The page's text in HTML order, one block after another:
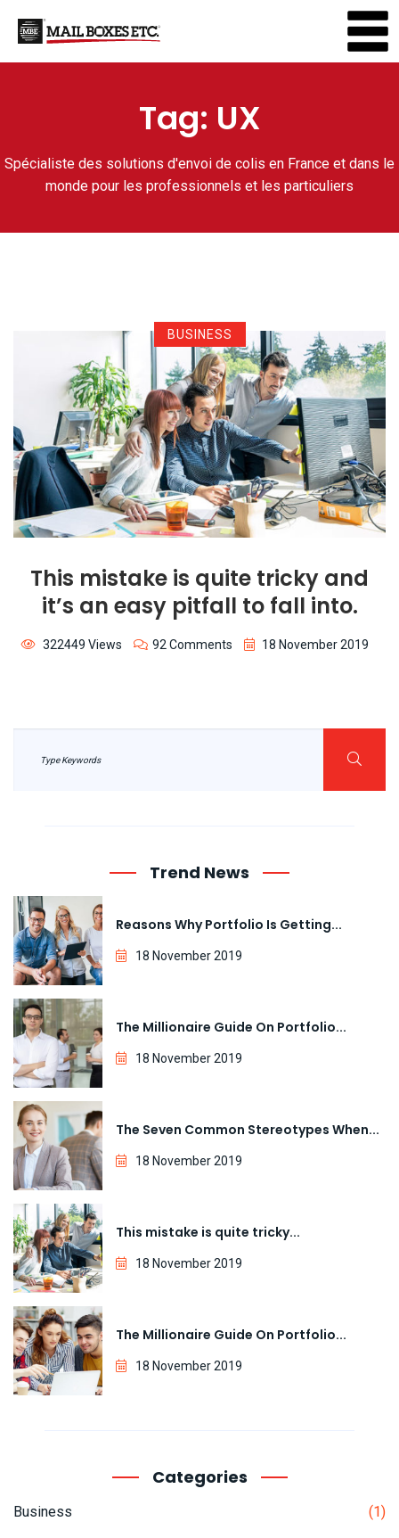
Tag: UX
Spécialiste des solutions d'envoi de colis en France et dans le
monde pour les professionnels et les particuliers
BUSINESS
This mistake is quite tricky and
it’s an easy pitfall to fall into.
322449 Views 92 Comments 18 November 2019
Trend News
Reasons Why Portfolio Is Getting...
18 November 2019
The Millionaire Guide On Portfolio...
18 November 2019
The Seven Common Stereotypes When...
18 November 2019
This mistake is quite tricky...
18 November 2019
The Millionaire Guide On Portfolio...
18 November 2019
Categories
Business (1)